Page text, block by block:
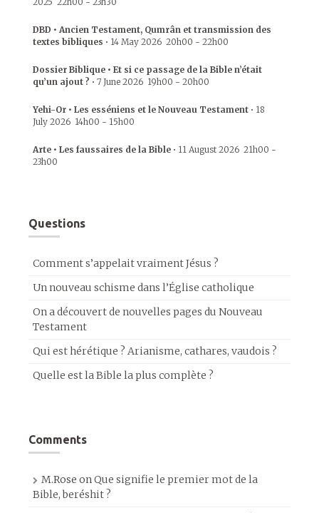
DBD • Ancien Testament, Qumrân et transmission des
textes bibliques • 14 May 2026 20h00 - 22h00
Dossier Biblique • Et si ce passage de la Bible n’était
qu’un ajout ? • 7 June 2026 19h00 - 20h00
Yehi-Or • Les esséniens et le Nouveau Testament • 18
July 2026 14h00 - 15h00
Arte • Les faussaires de la Bible • 11 August 2026 21h00 -
23h00
Questions
Comment s’appelait vraiment Jésus ?
Un nouveau schisme dans l’Église catholique
On a découvert de nouvelles pages du Nouveau
Testament
Qui est hérétique ? Arianisme, cathares, vaudois ?
Quelle est la Bible la plus complète ?
Comments
M.Rose on Que signifie le premier mot de la
Bible, beréshit ?